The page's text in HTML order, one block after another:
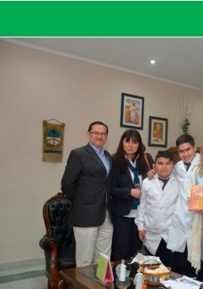
MINISTERIO
DE